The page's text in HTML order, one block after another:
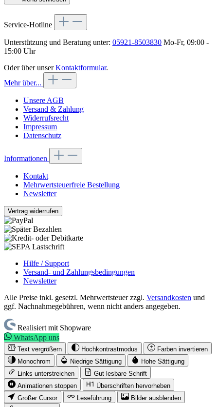
Service-Hotline
Unterstützung und Beratung unter: 05921-8503830 Mo-Fr, 09:00 -
15:00 Uhr
Oder über unserKontaktformular.
Mehr über...
Unsere AGB
Versand & Zahlung
Widerrufsrecht
Impressum
Datenschutz
Informationen
Kontakt
Mehrwertsteuerfreie Bestellung
Newsletter
Vertrag widerrufen
Hilfe / Support
Versand- und Zahlungsbedingungen
Newsletter
Alle Preise inkl. gesetzl. Mehrwertsteuer zzgl. Versandkosten und
ggf. Nachnahmegebühren, wenn nicht anders angegeben.
Realisiert mit Shopware
WhatsApp uns
Text vergrößern Hochkontrastmodus
Farben invertieren
Monochrom
Niedrige Sättigung
Hohe Sättigung
Links unterstreichen
Gut lesbare Schrift
Animationen stoppen
Überschriften hervorheben
Großer Cursor
Leseführung
Bilder ausblenden